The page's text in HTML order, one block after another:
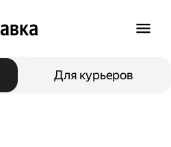
Для курьеров